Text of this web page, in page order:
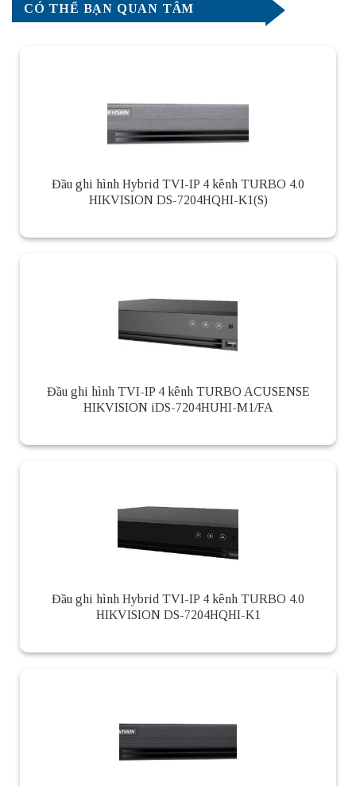
CÓ THỂ BẠN QUAN TÂM
Đầu ghi hình Hybrid TVI-IP 4 kênh TURBO 4.0
HIKVISION DS-7204HQHI-K1(S)
Đầu ghi hình TVI-IP 4 kênh TURBO ACUSENSE
HIKVISION iDS-7204HUHI-M1/FA
Đầu ghi hình Hybrid TVI-IP 4 kênh TURBO 4.0
HIKVISION DS-7204HQHI-K1